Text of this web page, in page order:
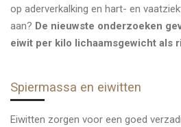
op aderverkalking en hart- en
aan? De nieuwste onderzoeken
eiwit per kilo lichaamsgewicht als
Spiermassa en eiwitten
Eiwitten zorgen voor een goed